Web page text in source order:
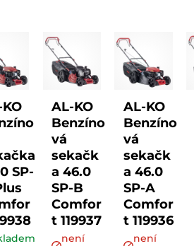
SP-
AL-KO
Benzíno
vá
sekačk
a 46.0
SP-B
Comfor
t 119937
není
AL-KO
Benzíno
vá
sekačk
a 46.0
SP-A
Comfor
t 119936
není